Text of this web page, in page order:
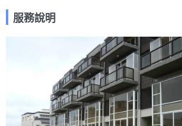
服務說明